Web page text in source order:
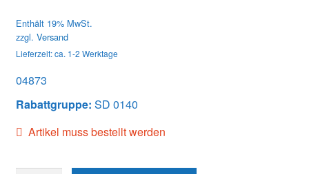
Enthält 19% MwSt.
zzgl. Versand
Lieferzeit: ca. 1-2 Werktage
04873
Rabattgruppe: SD 0140
Artikel muss bestellt werden